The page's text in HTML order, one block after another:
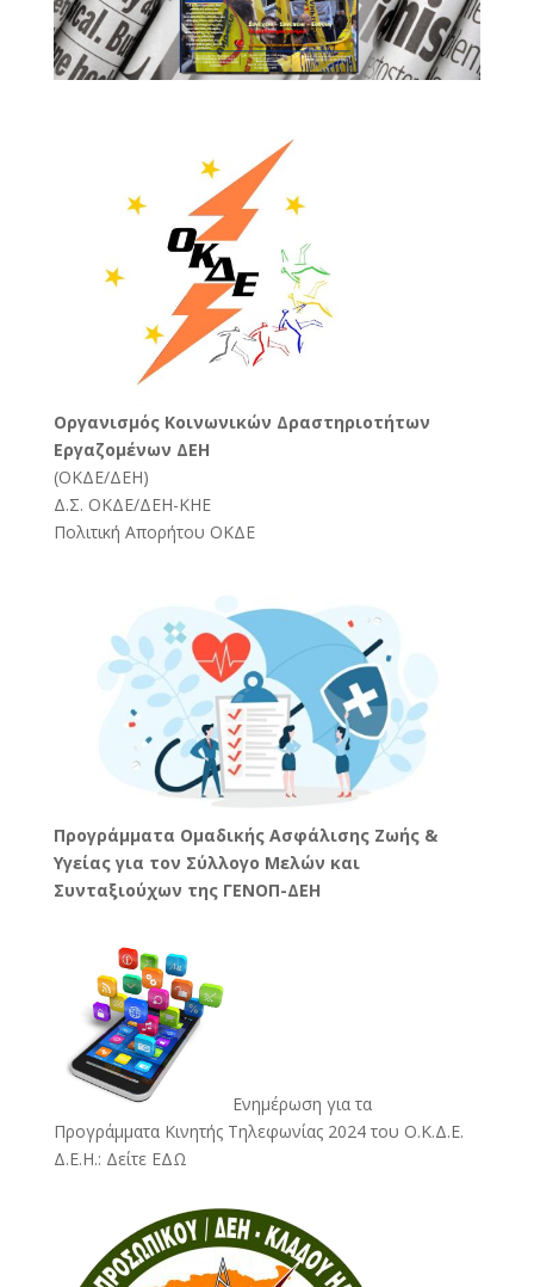
Oργανισμός Κοινωνικών Δραστηριοτήτων
Εργαζομένων ΔΕΗ
(ΟΚΔΕ/ΔΕΗ)
Δ.Σ. ΟΚΔΕ/ΔΕΗ-ΚΗΕ
Πολιτική Απορήτου ΟΚΔΕ
Προγράμματα Ομαδικής Ασφάλισης Ζωής &
Υγείας για τον Σύλλογο Μελών και
Συνταξιούχων της ΓΕΝΟΠ-ΔΕΗ
Ενημέρωση για τα
Προγράμματα Κινητής Τηλεφωνίας 2024 του Ο.Κ.Δ.Ε.
Δ.Ε.Η.: Δείτε ΕΔΩ